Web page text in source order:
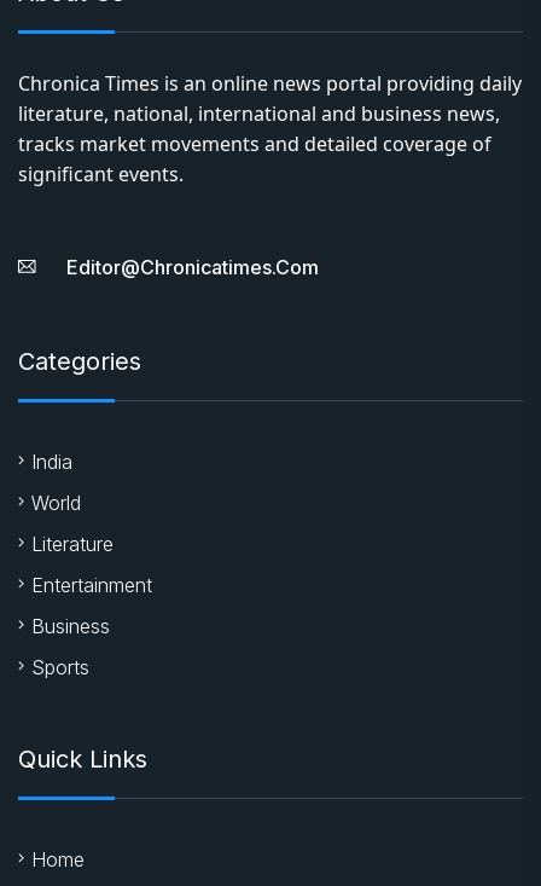
Chronica Times is an online news portal providing daily
literature, national, international and business news,
tracks market movements and detailed coverage of
significant events.
Editor@chronicatimes.com
Categories
India
World
Literature
Entertainment
Business
Sports
Quick Links
Home